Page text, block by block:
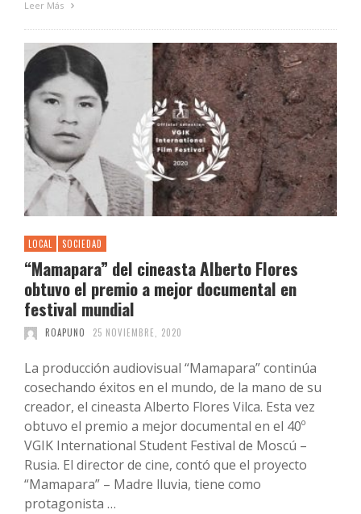
Leer Más
LOCAL SOCIEDAD
“Mamapara” del cineasta Alberto Flores
obtuvo el premio a mejor documental en
festival mundial
ROAPUNO 25 NOVIEMBRE, 2020
La producción audiovisual “Mamapara” continúa
cosechando éxitos en el mundo, de la mano de su
creador, el cineasta Alberto Flores Vilca. Esta vez
obtuvo el premio a mejor documental en el 40º
VGIK International Student Festival de Moscú –
Rusia. El director de cine, contó que el proyecto
“Mamapara” – Madre lluvia, tiene como
protagonista …